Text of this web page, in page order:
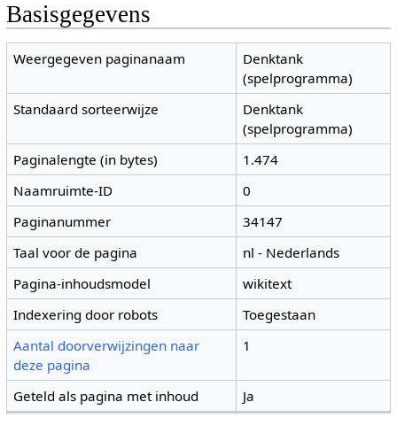
Basisgegevens
Weergegeven paginanaam
Denktank
(spelprogramma)
Standaard sorteerwijze
Denktank
(spelprogramma)
Paginalengte (in bytes)
1.474
Naamruimte-ID
0
Paginanummer
34147
Taal voor de pagina
nl - Nederlands
Pagina-inhoudsmodel
wikitext
Indexering door robots
Toegestaan
Aantal doorverwijzingen naar
deze pagina
1
Geteld als pagina met inhoud Ja